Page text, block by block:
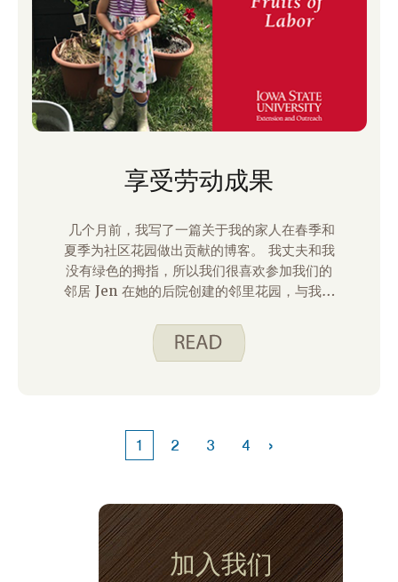
享受劳动成果
几个月前，我写了一篇关于我的家人在春季和
夏季为社区花园做出贡献的博客。 我丈夫和我
没有绿色的拇指，所以我们很喜欢参加我们的
邻居 Jen 在她的后院创建的邻里花园，与我们
1 2 3 4 ›
加入我们